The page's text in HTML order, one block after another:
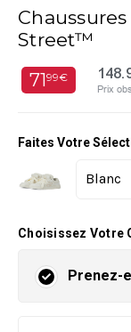
Street™
7199€
Prix
Faites Votre
Choisissez Votre
Prenez-